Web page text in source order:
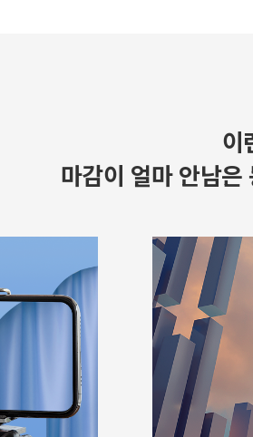
이
마감이 얼마 안남